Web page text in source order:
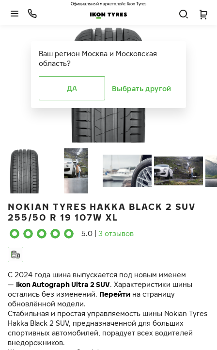
Ваш регион Москва и Московская
область?
ДА Выбрать другой
Официальный маркетплейс Ikon Tyres
NOKIAN TYRES HAKKA BLACK 2 SUV
255/50 R 19 107W XL
5.0 3 отзывов
C 2024 года шина выпускается под новым именем
— Ikon Autograph Ultra 2 SUV. Характеристики шины
остались без изменений. Перейти на страницу
обновлённой модели.
Стабильная и простая управляемость шины Nokian Tyres
Hakka Black 2 SUV, предназначенной для больших
спортивных автомобилей, порадует всех водителей
внедорожников.